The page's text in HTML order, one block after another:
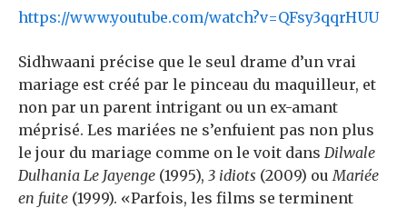
https://www.youtube.com/watch?v=QFsy3qqrHUU
Sidhwaani précise que le seul drame d’un vrai
mariage est créé par le pinceau du maquilleur, et
non par un parent intrigant ou un ex-amant
méprisé. Les mariées ne s’enfuient pas non plus
le jour du mariage comme on le voit dans Dilwale
Dulhania Le Jayenge (1995), 3 idiots (2009) ou Mariée
en fuite (1999). «Parfois, les films se terminent